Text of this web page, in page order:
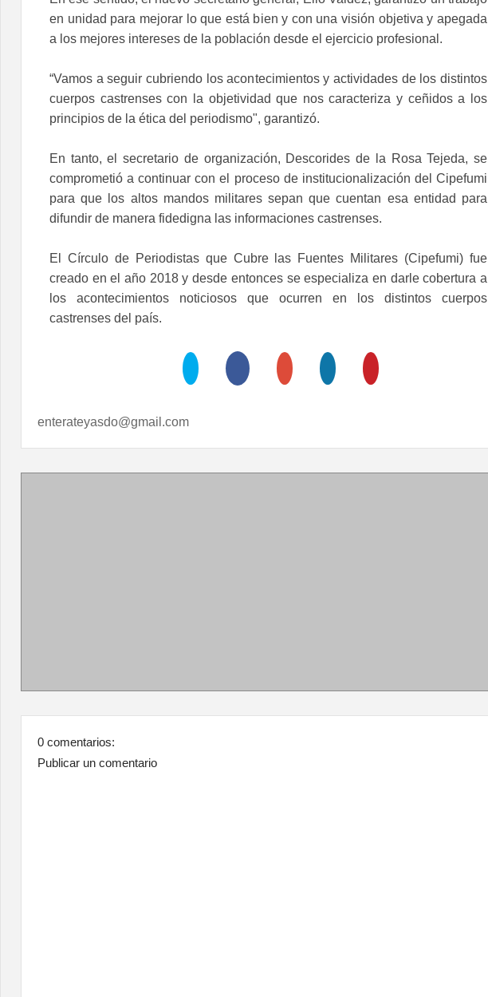
en unidad para mejorar lo que está bien y con una visión objetiva y apegada
a los mejores intereses de la población desde el ejercicio profesional.
“Vamos a seguir cubriendo los acontecimientos y actividades de los distintos
cuerpos castrenses con la objetividad que nos caracteriza y ceñidos a los
principios de la ética del periodismo", garantizó.
En tanto, el secretario de organización, Descorides de la Rosa Tejeda, se
comprometió a continuar con el proceso de institucionalización del Cipefumi
para que los altos mandos militares sepan que cuentan esa entidad para
difundir de manera fidedigna las informaciones castrenses.
El Círculo de Periodistas que Cubre las Fuentes Militares (Cipefumi) fue
creado en el año 2018 y desde entonces se especializa en darle cobertura a
los acontecimientos noticiosos que ocurren en los distintos cuerpos
castrenses del país.
enterateyasdo@gmail.com
0 comentarios:
Publicar un comentario